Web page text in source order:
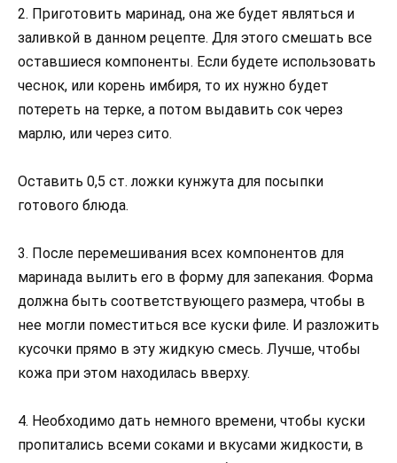
2. Приготовить маринад, она же будет являться и
заливкой в данном рецепте. Для этого смешать все
оставшиеся компоненты. Если будете использовать
чеснок, или корень имбиря, то их нужно будет
потереть на терке, а потом выдавить сок через
марлю, или через сито.
Оставить 0,5 ст. ложки кунжута для посыпки
готового блюда.
3. После перемешивания всех компонентов для
маринада вылить его в форму для запекания. Форма
должна быть соответствующего размера, чтобы в
нее могли поместиться все куски филе. И разложить
кусочки прямо в эту жидкую смесь. Лучше, чтобы
кожа при этом находилась вверху.
4. Необходимо дать немного времени, чтобы куски
пропитались всеми соками и вкусами жидкости, в